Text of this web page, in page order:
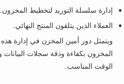
إدارة سلسلة التوريد لتخطيط المخزون.
العملاء الذين يتلقون المنتج النهائي.
ويتمثل دور أمين المخزن في إدارة
المخزون بكفاءة ودقة سجلات البيانات
الوقت المناسب.